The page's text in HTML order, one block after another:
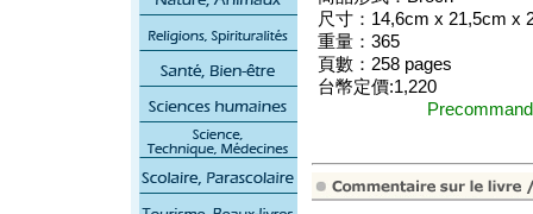
尺寸：14,6cm x 21,5cm x
重量：365
頁數：258 pages
台幣定價:1,220